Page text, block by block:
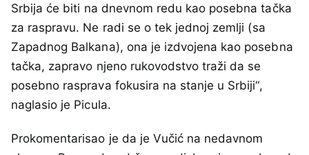
Srbija će biti na dnevnom redu kao posebna tačka
za raspravu. Ne radi se o tek jednoj zemlji (sa
Zapadnog Balkana), ona je izdvojena kao posebna
tačka, zapravo njeno rukovodstvo traži da se
posebno rasprava fokusira na stanje u Srbiji“,
naglasio je Picula.
Prokomentarisao je da je Vučić na nedavnom